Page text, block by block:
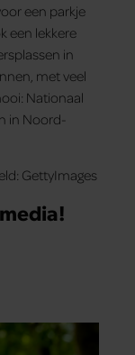
een parkje
een lekkere
in
met veel
Nationaal
in Noord-
GettyImages